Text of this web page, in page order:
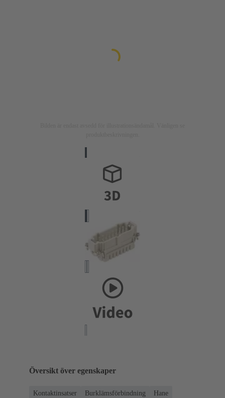
Översikt över egenskaper
Kontaktinsatser Burklämsförbindning
Hane